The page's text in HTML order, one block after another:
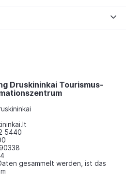
Druskininkai Tourismus-
5440
gesammelt werden, ist das